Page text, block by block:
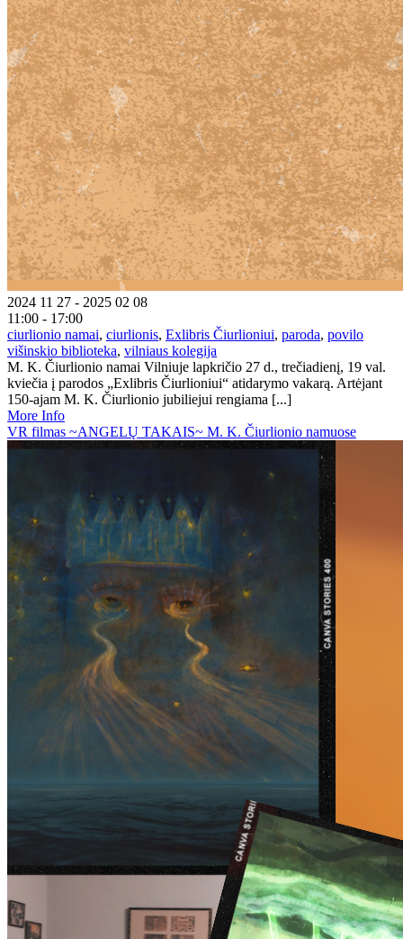
2024 11 27 - 2025 02 08
11:00 - 17:00
ciurlionio namai, ciurlionis, Exlibris Čiurlioniui, paroda, povilo
višinskio biblioteka, vilniaus kolegija
M. K. Čiurlionio namai Vilniuje lapkričio 27 d., trečiadienį, 19 val.
kviečia į parodos „Exlibris Čiurlioniui“ atidarymo vakarą. Artėjant
150-ajam M. K. Čiurlionio jubiliejui rengiama [...]
More Info
VR filmas ~ANGELŲ TAKAIS~ M. K. Čiurlionio namuose